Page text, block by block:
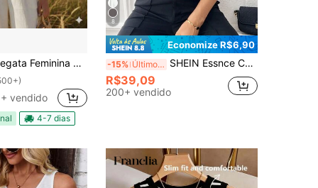
Com Al;a Larga Tecido Duna
vendido
4-7 dias
8
Economize R$6,90
-15% Últimos 3 dias SHEIN Essnce Camisa casual feminina de cor sólida, decote em V, sem mangas
R$39,09
200+ vendido